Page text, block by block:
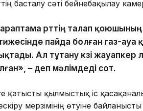
басталу сәті бейнебақылау
өрттің талап қоюшының
пайда болған газ-
Ал тұтану көзі жауапкер
– деп мәлімдеді сот.
қатысты қылмыстық іс
ескіру мерзімінің өтуіне